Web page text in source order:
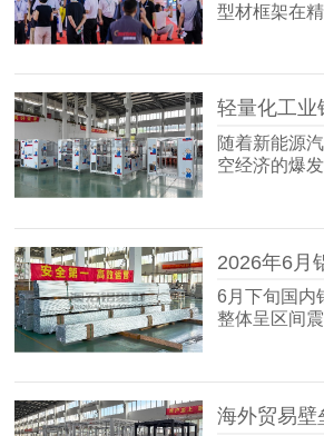
型材框架在
随着新能源
空经济的爆
6月下旬国内
整体呈区间